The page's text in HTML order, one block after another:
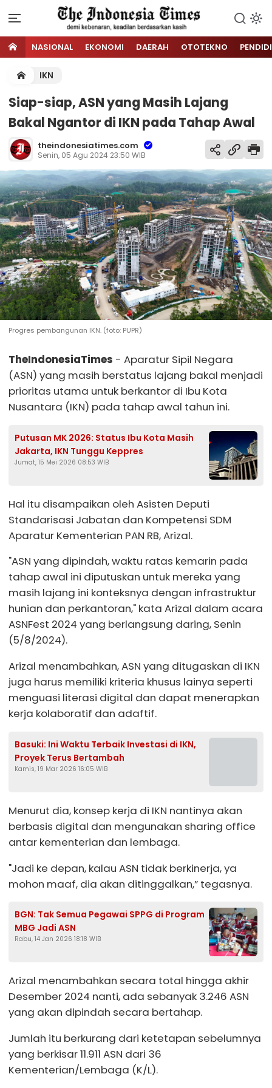
NASIONAL EKONOMI DAERAH OTOTEKNO
IKN
Siap-siap, ASN yang Masih Lajang
Bakal Ngantor di IKN pada Tahap Awal
theindonesiatimes.com
Senin, 05 Agu 2024 23:50 WIB
Progres pembangunan IKN. (foto: PUPR)
TheIndonesiaTimes - Aparatur Sipil Negara
(ASN) yang masih berstatus lajang bakal menjadi
prioritas utama untuk berkantor di Ibu Kota
Nusantara (IKN) pada tahap awal tahun ini.
Putusan MK 2026: Status Ibu Kota Masih
Jakarta, IKN Tunggu Keppres
Jumat, 15 Mei 2026 08:53 WIB
Hal itu disampaikan oleh Asisten Deputi
Standarisasi Jabatan dan Kompetensi SDM
Aparatur Kementerian PAN RB, Arizal.
"ASN yang dipindah, waktu ratas kemarin pada
tahap awal ini diputuskan untuk mereka yang
masih lajang ini konteksnya dengan infrastruktur
hunian dan perkantoran," kata Arizal dalam acara
ASNFest 2024 yang berlangsung daring, Senin
(5/8/2024).
Arizal menambahkan, ASN yang ditugaskan di IKN
juga harus memiliki kriteria khusus lainya seperti
menguasi literasi digital dan dapat menerapkan
kerja kolaboratif dan adaftif.
Basuki: Ini Waktu Terbaik Investasi di IKN,
Proyek Terus Bertambah
Kamis, 19 Mar 2026 16:05 WIB
Menurut dia, konsep kerja di IKN nantinya akan
berbasis digital dan mengunakan sharing office
antar kementerian dan lembaga.
"Jadi ke depan, kalau ASN tidak berkinerja, ya
mohon maaf, dia akan ditinggalkan,” tegasnya.
BGN: Tak Semua Pegawai SPPG di Program
MBG Jadi ASN
Rabu, 14 Jan 2026 18:18 WIB
Arizal menambahkan secara total hingga akhir
Desember 2024 nanti, ada sebanyak 3.246 ASN
yang akan dipindah secara bertahap.
Jumlah itu berkurang dari ketetapan sebelumnya
yang berkisar 11.911 ASN dari 36
Kementerian/Lembaga (K/L).